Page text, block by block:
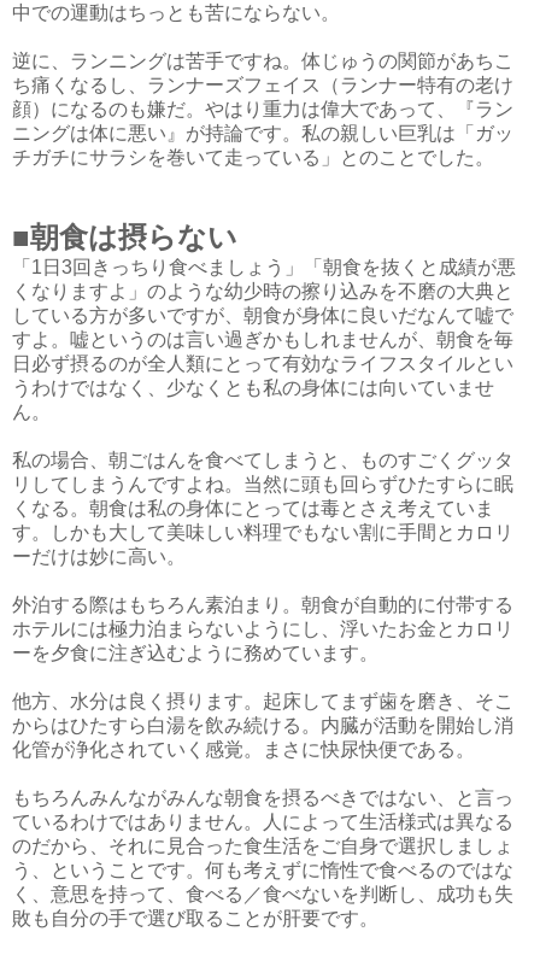
中での運動はちっとも苦にならない。
逆に、ランニングは苦手ですね。体じゅうの関節があちこ
ち痛くなるし、ランナーズフェイス（ランナー特有の老け
顔）になるのも嫌だ。やはり重力は偉大であって、『ラン
ニングは体に悪い』が持論です。私の親しい巨乳は「ガッ
チガチにサラシを巻いて走っている」とのことでした。
■朝食は摂らない
「1日3回きっちり食べましょう」「朝食を抜くと成績が悪
くなりますよ」のような幼少時の擦り込みを不磨の大典と
している方が多いですが、朝食が身体に良いだなんて嘘で
すよ。嘘というのは言い過ぎかもしれませんが、朝食を毎
日必ず摂るのが全人類にとって有効なライフスタイルとい
うわけではなく、少なくとも私の身体には向いていませ
ん。
私の場合、朝ごはんを食べてしまうと、ものすごくグッタ
リしてしまうんですよね。当然に頭も回らずひたすらに眠
くなる。朝食は私の身体にとっては毒とさえ考えていま
す。しかも大して美味しい料理でもない割に手間とカロリ
ーだけは妙に高い。
外泊する際はもちろん素泊まり。朝食が自動的に付帯する
ホテルには極力泊まらないようにし、浮いたお金とカロリ
ーを夕食に注ぎ込むように務めています。
他方、水分は良く摂ります。起床してまず歯を磨き、そこ
からはひたすら白湯を飲み続ける。内臓が活動を開始し消
化管が浄化されていく感覚。まさに快尿快便である。
もちろんみんながみんな朝食を摂るべきではない、と言っ
ているわけではありません。人によって生活様式は異なる
のだから、それに見合った食生活をご自身で選択しましょ
う、ということです。何も考えずに惰性で食べるのではな
く、意思を持って、食べる／食べないを判断し、成功も失
敗も自分の手で選び取ることが肝要です。